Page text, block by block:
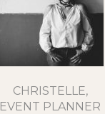
CHRISTELLE,
EVENT PLANNER